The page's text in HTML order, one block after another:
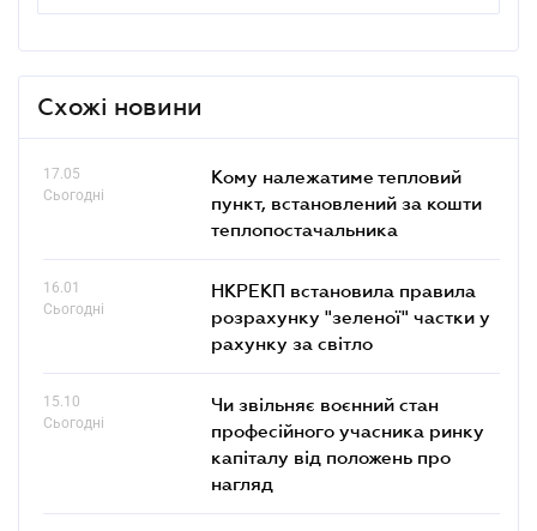
Схожі новини
17.05
Сьогодні
Кому належатиме тепловий
пункт, встановлений за кошти
теплопостачальника
16.01
Сьогодні
НКРЕКП встановила правила
розрахунку "зеленої" частки у
рахунку за світло
15.10
Сьогодні
Чи звільняє воєнний стан
професійного учасника ринку
капіталу від положень про
нагляд